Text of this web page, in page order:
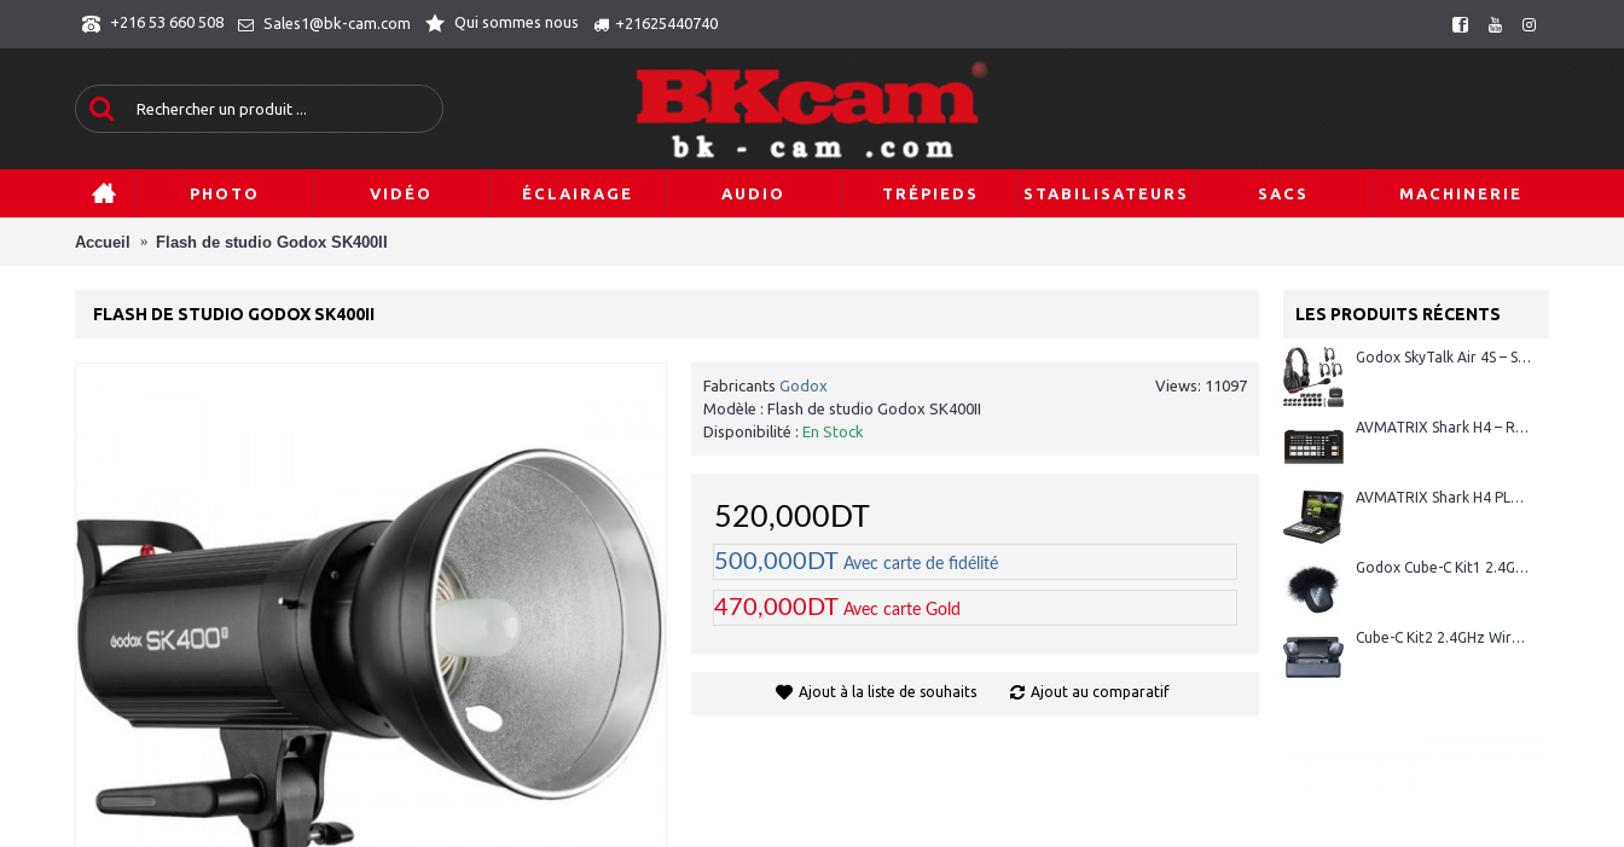
+216 53 660 508 Sales1@bk-cam.com Qui sommes nous +21625440740
PHOTO VIDÉO ÉCLAIRAGE AUDIO TRÉPIEDS STABILISATEURS SACS MACHINERIE
Accueil Flash de studio Godox SK400II
LES PRODUITS RÉCENTS
Godox SkyTalk Air 4S – Système d’intercom sans fil Full-Duplex
AVMATRIX Shark H4 – Régie vidéo HDMI 4 canaux
AVMATRIX Shark H4 PLUS – Régie vidéo HDMI 4 canaux
Godox Cube-C Kit1 2.4GHz Wireless Microphone
Cube-C Kit2 2.4GHz Wireless Microphone
FLASH DE STUDIO GODOX SK400II
Views: 11097
Fabricants Godox
Modèle : Flash de studio Godox SK400II
Disponibilité : En Stock
520,000DT
500,000DT Avec carte de fidélité
470,000DT Avec carte Gold
Ajout à la liste de souhaits Ajout au comparatif